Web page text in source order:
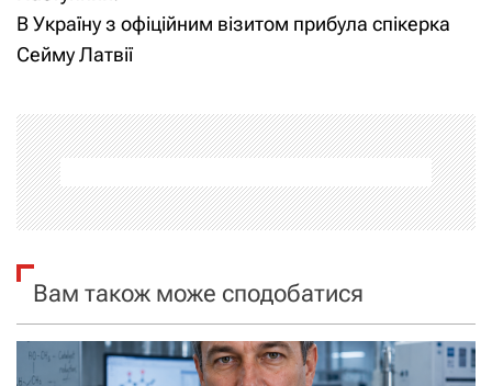
і
а
ц
і
я
з
а
В Україну з офіційним візитом прибула спікерка
Сейму Латвії
Вам також може сподобатися